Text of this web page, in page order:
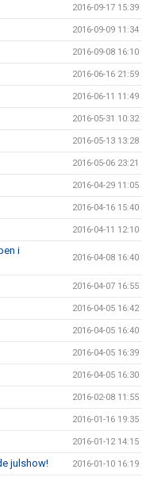
2016-09-17 15:39
2016-09-09 11:34
2016-09-08 16:10
2016-06-16 21:59
2016-06-11 11:49
2016-05-31 10:32
2016-05-13 13:28
2016-05-06 23:21
2016-04-29 11:05
2016-04-16 15:40
2016-04-11 12:10
i
2016-04-08 16:40
2016-04-07 16:55
2016-04-05 16:42
2016-04-05 16:40
2016-04-05 16:39
2016-04-05 16:30
2016-02-08 11:55
2016-01-16 19:35
2016-01-12 14:15
julshow! 2016-01-10 16:19